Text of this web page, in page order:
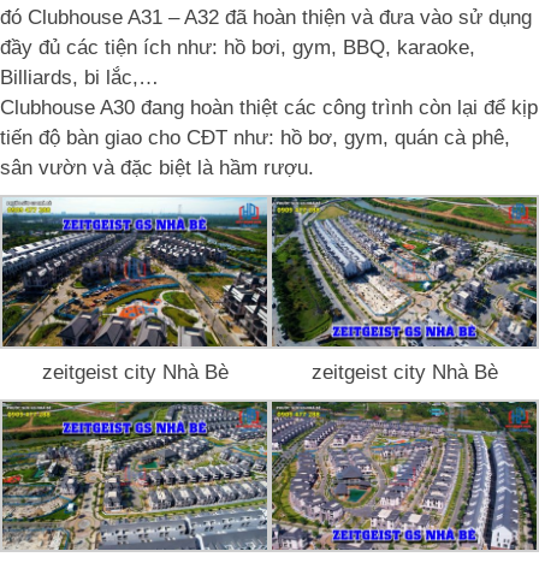
đó Clubhouse A31 – A32 đã hoàn thiện và đưa vào sử dụng
đầy đủ các tiện ích như: hồ bơi, gym, BBQ, karaoke,
Billiards, bi lắc,…
Clubhouse A30 đang hoàn thiệt các công trình còn lại để kịp
tiến độ bàn giao cho CĐT như: hồ bơ, gym, quán cà phê,
sân vườn và đặc biệt là hầm rượu.
zeitgeist city Nhà Bè zeitgeist city Nhà Bè